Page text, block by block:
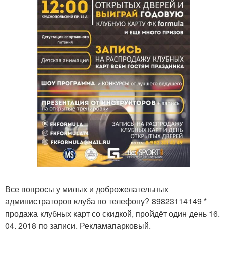
Все вопросы у милых и доброжелательных
администраторов клуба по телефону? 89823114149 *
продажа клубных карт со скидкой, пройдёт один день 16.
04. 2018 по записи. Рекламапарковый.